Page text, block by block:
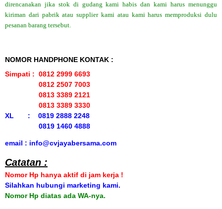
direncanakan jika stok di gudang kami habis dan kami harus menunggu
kiriman dari pabrik atau supplier kami atau kami harus memproduksi dulu
pesanan barang tersebut.
NOMOR HANDPHONE KONTAK :
Simpati : 0812 2999 6693
0812 2507 7003
0813 3389 2121
0813 3389 3330
XL : 0819 2888 2248
0819 1460 4888
email : info@cvjayabersama.com
Catatan :
Nomor Hp hanya aktif di jam kerja !
Silahkan hubungi marketing kami.
Nomor Hp diatas ada WA-nya.